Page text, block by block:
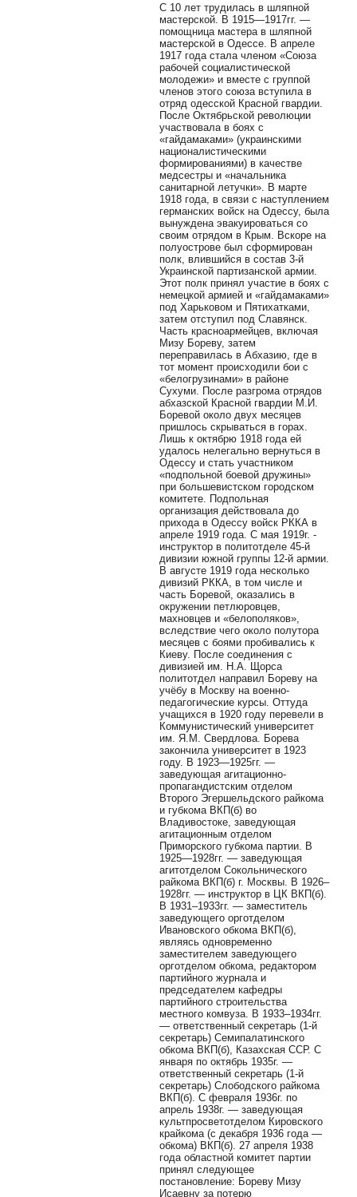
С 10 лет трудилась в шляпной
мастерской. В 1915—1917гг. —
помощница мастера в шляпной
мастерской в Одессе. В апреле
1917 года стала членом «Союза
рабочей социалистической
молодежи» и вместе с группой
членов этого союза вступила в
отряд одесской Красной гвардии.
После Октябрьской революции
участвовала в боях с
«гайдамаками» (украинскими
националистическими
формированиями) в качестве
медсестры и «начальника
санитарной летучки». В марте
1918 года, в связи с наступлением
германских войск на Одессу, была
вынуждена эвакуироваться со
своим отрядом в Крым. Вскоре на
полуострове был сформирован
полк, влившийся в состав 3-й
Украинской партизанской армии.
Этот полк принял участие в боях с
немецкой армией и «гайдамаками»
под Харьковом и Пятихатками,
затем отступил под Славянск.
Часть красноармейцев, включая
Мизу Бореву, затем
переправилась в Абхазию, где в
тот момент происходили бои с
«белогрузинами» в районе
Сухуми. После разгрома отрядов
абхазской Красной гвардии М.И.
Боревой около двух месяцев
пришлось скрываться в горах.
Лишь к октябрю 1918 года ей
удалось нелегально вернуться в
Одессу и стать участником
«подпольной боевой дружины»
при большевистском городском
комитете. Подпольная
организация действовала до
прихода в Одессу войск РККА в
апреле 1919 года. С мая 1919г. -
инструктор в политотделе 45-й
дивизии южной группы 12-й армии.
В августе 1919 года несколько
дивизий РККА, в том числе и
часть Боревой, оказались в
окружении петлюровцев,
махновцев и «белополяков»,
вследствие чего около полутора
месяцев с боями пробивались к
Киеву. После соединения с
дивизией им. Н.А. Щорса
политотдел направил Бореву на
учёбу в Москву на военно-
педагогические курсы. Оттуда
учащихся в 1920 году перевели в
Коммунистический университет
им. Я.М. Свердлова. Борева
закончила университет в 1923
году. В 1923—1925гг. —
заведующая агитационно-
пропагандистским отделом
Второго Эгершельдского райкома
и губкома ВКП(б) во
Владивостоке, заведующая
агитационным отделом
Приморского губкома партии. В
1925—1928гг. — заведующая
агитотделом Сокольнического
райкома ВКП(б) г. Москвы. В 1926–
1928гг. — инструктор в ЦК ВКП(б).
В 1931–1933гг. — заместитель
заведующего орготделом
Ивановского обкома ВКП(б),
являясь одновременно
заместителем заведующего
орготделом обкома, редактором
партийного журнала и
председателем кафедры
партийного строительства
местного комвуза. В 1933–1934гг.
— ответственный секретарь (1-й
секретарь) Семипалатинского
обкома ВКП(б), Казахская ССР. С
января по октябрь 1935г. —
ответственный секретарь (1-й
секретарь) Слободского райкома
ВКП(б). С февраля 1936г. по
апрель 1938г. — заведующая
культпросветотделом Кировского
крайкома (с декабря 1936 года —
обкома) ВКП(б). 27 апреля 1938
года областной комитет партии
принял следующее
постановление: Бореву Мизу
Исаевну за потерю